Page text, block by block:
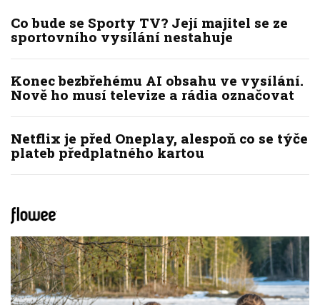
Co bude se Sporty TV? Její majitel se ze
sportovního vysílání nestahuje
Konec bezbřehému AI obsahu ve vysílání.
Nově ho musí televize a rádia označovat
Netflix je před Oneplay, alespoň co se týče
plateb předplatného kartou